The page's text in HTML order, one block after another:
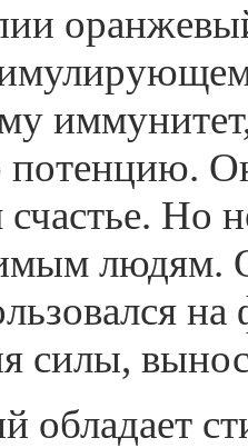
потенцию.
Но
людям.
на
силы,
обладает